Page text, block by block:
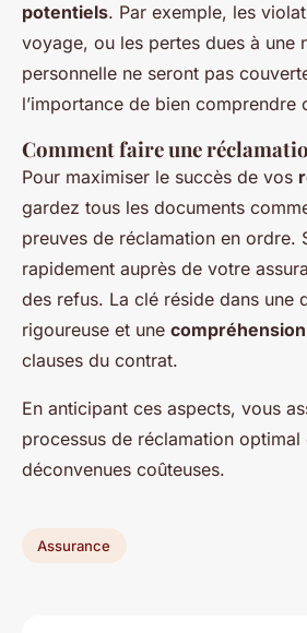
potentiels. Par exemple, les
voyage, ou les pertes dues à une
personnelle ne seront pas
l’importance de bien comprendre
Comment faire une
Pour maximiser le succès de vos
gardez tous les documents
preuves de réclamation en ordre.
rapidement auprès de votre
des refus. La clé réside dans une
rigoureuse et une
clauses du contrat.
En anticipant ces aspects, vous
processus de réclamation
déconvenues coûteuses.
Assurance